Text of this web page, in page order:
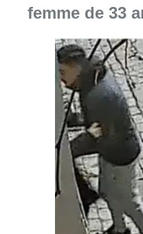
femme de 33